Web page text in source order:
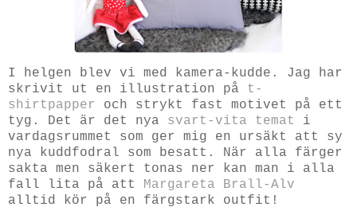
I helgen blev vi med kamera-kudde. Jag har
skrivit ut en illustration på t-
shirtpapper
och strykt fast motivet på ett
tyg. Det är det nya svart-vita temat
i
vardagsrummet som ger mig en ursäkt att sy
nya kuddfodral som besatt. När alla färger
sakta men säkert tonas ner kan man i alla
fall lita på att Margareta Brall-Alv
alltid kör på en färgstark outfit!